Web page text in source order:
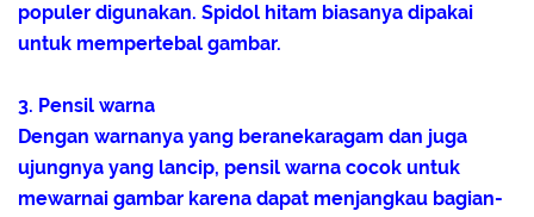
populer digunakan. Spidol hitam biasanya dipakai
untuk mempertebal gambar.
3. Pensil warna
Dengan warnanya yang beranekaragam dan juga
ujungnya yang lancip, pensil warna cocok untuk
mewarnai gambar karena dapat menjangkau bagian-